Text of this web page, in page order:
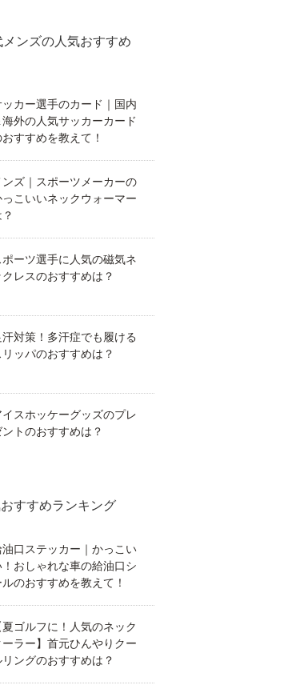
メンズの人気おすすめ
ッカー選手のカード｜国内
海外の人気サッカーカード
すすめを教えて！
ンズ｜スポーツメーカーの
っこいいネックウォーマー
ポーツ選手に人気の磁気ネ
クレスのおすすめは？
汗対策！多汗症でも履ける
リッパのおすすめは？
イスホッケーグッズのプレ
ントのおすすめは？
すすめランキング
油口ステッカー｜かっこい
！おしゃれな車の給油口シ
ルのおすすめを教えて！
夏ゴルフに！人気のネック
ーラー】首元ひんやりクー
リングのおすすめは？